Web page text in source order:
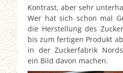
Kontrast, aber sehr
Wer hat sich schon mal
die Herstellung des
bis zum fertigen Produkt
in der Zuckerfabrik
ein Bild davon machen.